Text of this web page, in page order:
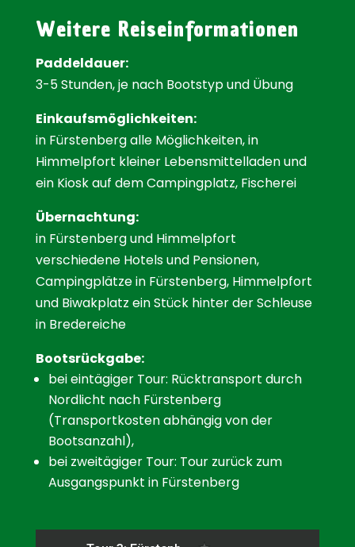
Weitere Reiseinformationen
Paddeldauer:
3-5 Stunden, je nach Bootstyp und Übung
Einkaufsmöglichkeiten:
in Fürstenberg alle Möglichkeiten, in
Himmelpfort kleiner Lebensmittelladen und
ein Kiosk auf dem Campingplatz, Fischerei
Übernachtung:
in Fürstenberg und Himmelpfort
verschiedene Hotels und Pensionen,
Campingplätze in Fürstenberg, Himmelpfort
und Biwakplatz ein Stück hinter der Schleuse
in Bredereiche
Bootsrückgabe:
bei eintägiger Tour: Rücktransport durch
Nordlicht nach Fürstenberg
(Transportkosten abhängig von der
Bootsanzahl),
bei zweitägiger Tour: Tour zurück zum
Ausgangspunkt in Fürstenberg